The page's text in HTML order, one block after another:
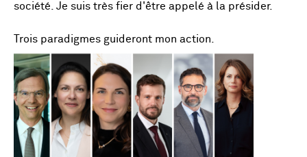
société. Je suis très fier d'être appelé à la présider.
Trois paradigmes guideront mon action.